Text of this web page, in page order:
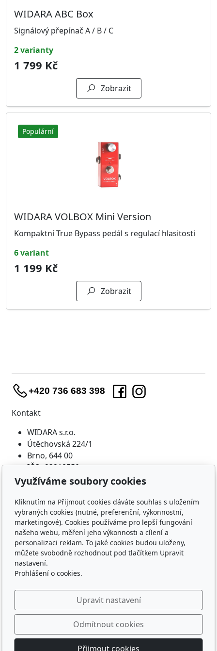
WIDARA ABC Box
Signálový přepínač A / B / C
2 varianty
1 799 Kč
Zobrazit
Populární
WIDARA VOLBOX Mini Version
Kompaktní True Bypass pedál s regulací hlasitosti
6 variant
1 199 Kč
Zobrazit
+420 736 683 398
Kontakt
WIDARA s.r.o.
Útěchovská 224/1
Brno, 644 00
IČO: 23218550
Nákup
Doprava a platba
Ochrana osobních údajů
Obchodní podmínky
O nás
Kontakty
Kdo hraje s WIDAROU
Copyright © WIDARA
Využíváme soubory cookies
Kliknutím na Přijmout cookies dáváte souhlas s uložením
vybraných cookies (nutné, preferenční, výkonnostní,
marketingové). Cookies používáme pro lepší fungování
našeho webu, měření jeho výkonnosti a cílení a
personalizaci reklam. To jaké cookies budou uloženy,
můžete svobodně rozhodnout pod tlačítkem Upravit
nastavení.
Prohlášení o cookies.
Upravit nastavení
Odmítnout cookies
Přijmout cookies